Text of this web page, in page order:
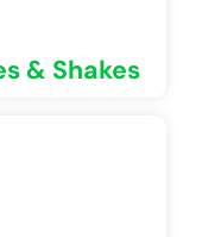
& Shakes